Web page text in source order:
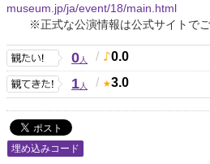
museum.jp/ja/event/18/main.html
※正式な公演情報は公式サイトでご
0人 / 0.0
1人 / 3.0
埋め込みコード